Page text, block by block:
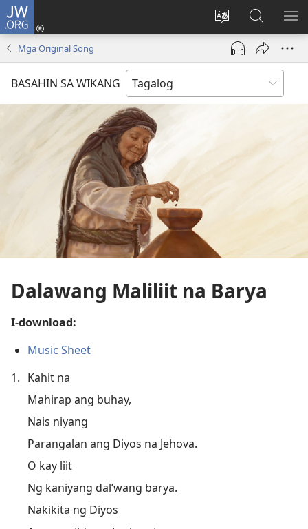
JW.ORG
Baguhin
ang
wika
ng
Mag-
log
bubukas
bagong
sa
JW.ORG
Mga Original Song
BASAHIN SA WIKANG
Dalawang Maliliit na Barya
I-download:
Music Sheet
1. Kahit na
Mahirap ang buhay,
Nais niyang
Parangalan ang Diyos na Jehova.
O kay liit
Ng kaniyang dal’wang barya.
Nakikita ng Diyos